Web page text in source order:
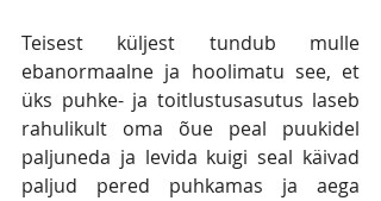
Teisest küljest tundub mulle
ebanormaalne ja hoolimatu see, et
üks puhke- ja toitlustusasutus laseb
rahulikult oma õue peal puukidel
paljuneda ja levida kuigi seal käivad
paljud pered puhkamas ja aega